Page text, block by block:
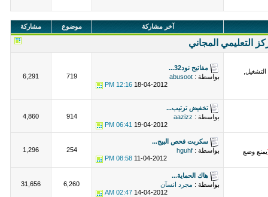
آخر مشاركة موضوع مشاركة
التعليمي المجاني
مفاتيح نود32...
بواسطة : abusoot
18-04-2012
12:16 PM
719
6,291
تخفيض ترتيب...
بواسطة : aazizz
19-04-2012
06:41 PM
914
4,860
يمنع وضع
سكربت فحص البيج...
بواسطة : hguhf
11-04-2012
08:58 PM
254
1,296
هاك الحماية...
بواسطة : مجرد انسآن
14-04-2012
02:47 AM
6,260
31,656